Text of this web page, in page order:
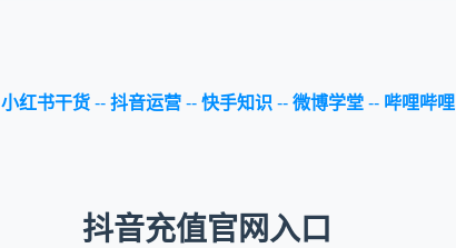
小红书干货 -- 抖音运营 -- 快手知识 -- 微博学堂 -- 哔哩哔哩
抖音充值官网入口